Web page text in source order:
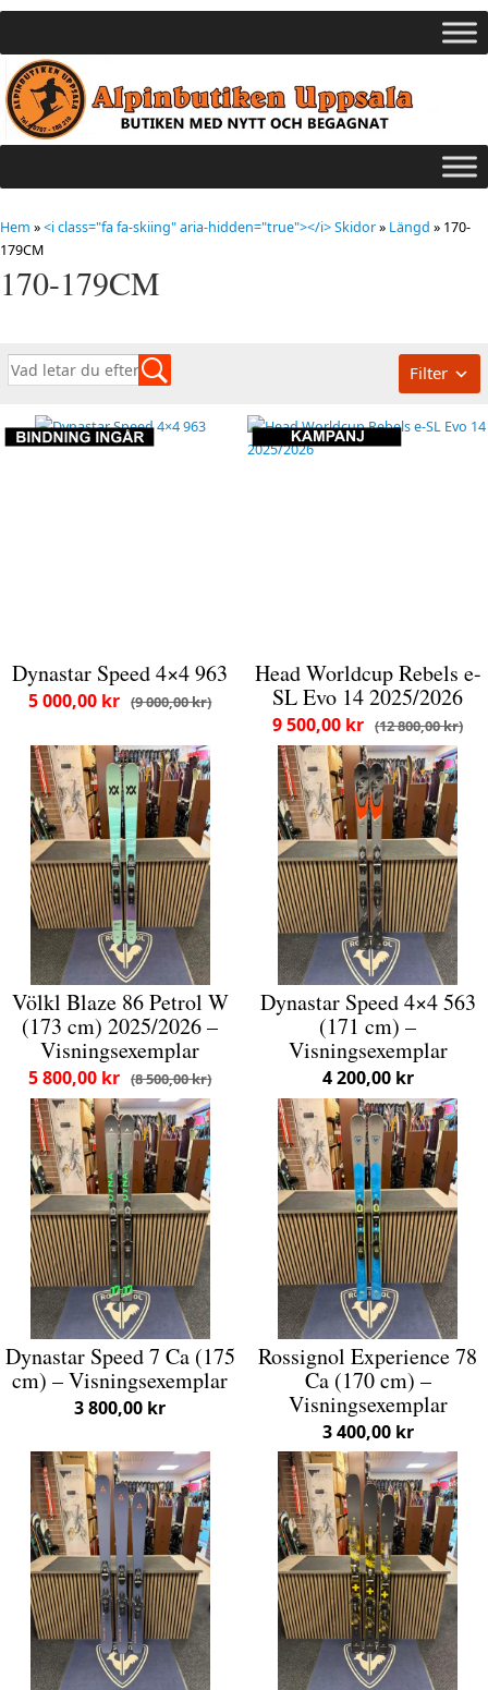
Hem »<i class="fa fa-skiing" aria-hidden="true"></i> Skidor» Längd » 170-
179CM
170-179CM
Filter
Dynastar Speed 4×4 963
9 000,00 kr
5 000,00 kr
Head Worldcup Rebels e-
SL Evo 14 2025/2026
12 800,00 kr
9 500,00 kr
Völkl Blaze 86 Petrol W
(173 cm) 2025/2026 –
Visningsexemplar
8 500,00 kr
5 800,00 kr
Dynastar Speed 4×4 563
(171 cm) –
Visningsexemplar
4 200,00 kr
Dynastar Speed 7 Ca (175
cm) – Visningsexemplar
3 800,00 kr
Rossignol Experience 78
Ca (170 cm) –
Visningsexemplar
3 400,00 kr